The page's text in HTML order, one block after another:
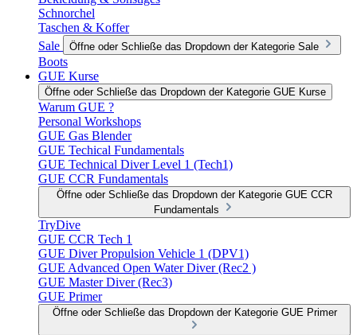
Schnorchel
Taschen & Koffer
Sale
Öffne oder Schließe das Dropdown der Kategorie Sale
Boots
GUE Kurse
Öffne oder Schließe das Dropdown der Kategorie GUE Kurse
Warum GUE ?
Personal Workshops
GUE Gas Blender
GUE Techical Fundamentals
GUE Technical Diver Level 1 (Tech1)
GUE CCR Fundamentals
Öffne oder Schließe das Dropdown der Kategorie GUE CCR
Fundamentals
TryDive
GUE CCR Tech 1
GUE Diver Propulsion Vehicle 1 (DPV1)
GUE Advanced Open Water Diver (Rec2 )
GUE Master Diver (Rec3)
GUE Primer
Öffne oder Schließe das Dropdown der Kategorie GUE Primer